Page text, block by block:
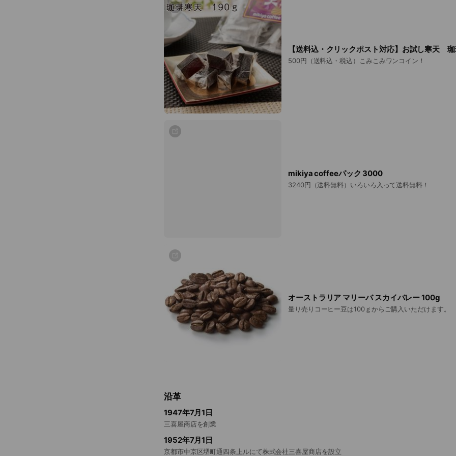
【送料込・クリックポスト対応】お試し寒天
500円（送料込・税込）こみこみワンコイン！
mikiya coffeeパック 3000
3240円（送料無料）いろいろ入って送料無料！
オーストラリア マリーバ スカイバレー 100g
量り売りコーヒー豆は100ｇからご購入いただけます。
沿革
1947年7月1日
三喜屋商店を創業
1952年7月1日
京都市中京区堺町通四条上ルにて株式会社三喜屋商店を設立